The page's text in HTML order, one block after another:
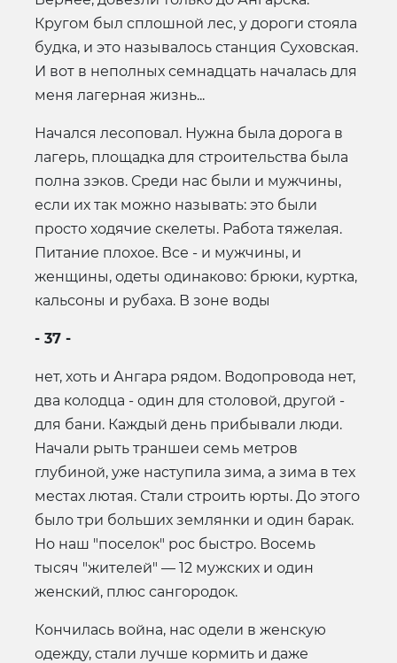
Кругом был сплошной лес, у дороги стояла
будка, и это называлось станция Суховская.
И вот в неполных семнадцать началась для
меня лагерная жизнь...
Начался лесоповал. Нужна была дорога в
лагерь, площадка для строительства была
полна зэков. Среди нас были и мужчины,
если их так можно называть: это были
просто ходячие скелеты. Работа тяжелая.
Питание плохое. Все - и мужчины, и
женщины, одеты одинаково: брюки, куртка,
кальсоны и рубаха. В зоне воды
- 37 -
нет, хоть и Ангара рядом. Водопровода нет,
два колодца - один для столовой, другой -
для бани. Каждый день прибывали люди.
Начали рыть траншеи семь метров
глубиной, уже наступила зима, а зима в тех
местах лютая. Стали строить юрты. До этого
было три больших землянки и один барак.
Но наш "поселок" рос быстро. Восемь
тысяч "жителей" — 12 мужских и один
женский, плюс сангородок.
Кончилась война, нас одели в женскую
одежду, стали лучше кормить и даже